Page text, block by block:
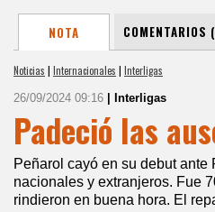
NOTA COMENTARIOS
Noticias | Internacionales | Interligas
26/09/2024 09:16 | Interligas
Padeció las
Peñarol cayó en su debut
nacionales y extranjeros. Fue
rindieron en buena hora. El